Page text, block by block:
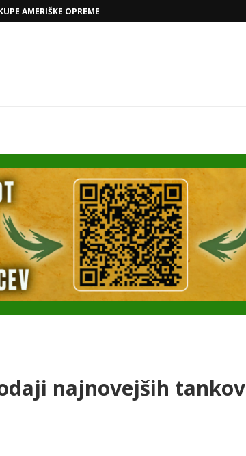
AMERIŠKE OPREME
najnovejših tankov